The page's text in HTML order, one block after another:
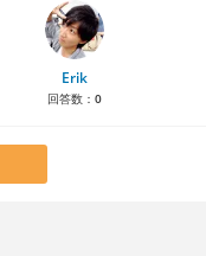
Erik
回答数： 0